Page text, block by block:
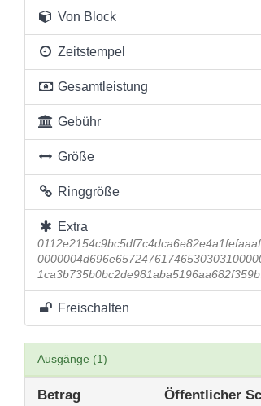
Von Block
Zeitstempel
Gesamtleistung
Gebühr
Größe
Ringgröße
Extra
Freischalten
Ausgänge (1)
Betrag Öffentlicher